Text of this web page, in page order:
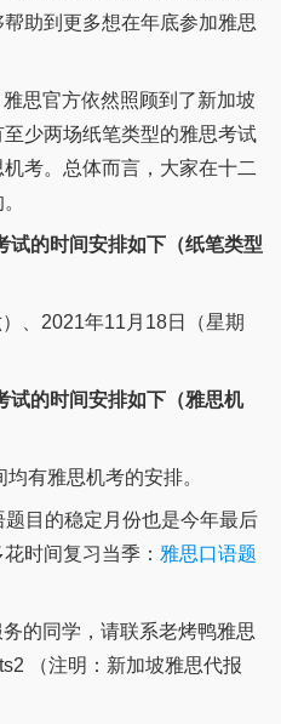
助到更多想在年底参加雅思
思官方依然照顾到了新加坡
少两场纸笔类型的雅思考试
考。总体而言，大家在十二
试的时间安排如下（纸笔类型
、2021年11月18日（星期
试的时间安排如下（雅思机
有雅思机考的安排。
目的稳定月份也是今年最后
时间复习当季： 雅思口语题
的同学，请联系老烤鸭雅思
（注明：新加坡雅思代报